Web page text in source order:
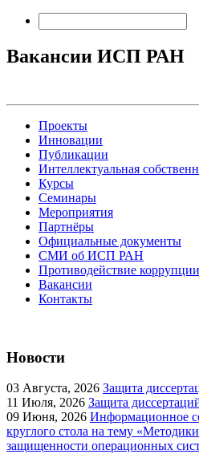
Вакансии ИСП РАН
Проекты
Инновации
Публикации
Интеллектуальная
Курсы
Семинары
Мероприятия
Партнёры
Официальные документы
СМИ об ИСП РАН
Противодействие коррупции
Вакансии
Контакты
Новости
03 Августа, 2026 Защита
11 Июля, 2026 Защита
09 Июня, 2026 Информационное
круглого стола на тему
защищенности операционных